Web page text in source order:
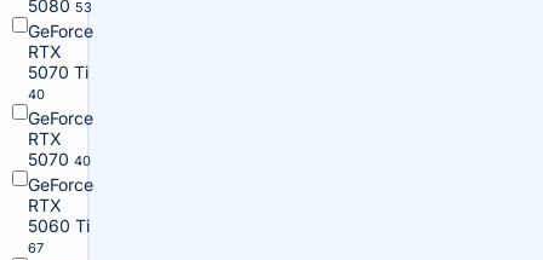
5080 53
GeForce
RTX
5070 Ti
40
GeForce
RTX
5070 40
GeForce
RTX
5060 Ti
67